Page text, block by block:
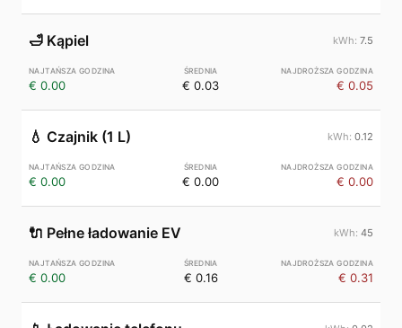
🛁 Kąpiel 7.5
€ 0.00 € 0.03 € 0.05
💧 Czajnik (1 L) 0.12
€ 0.00 € 0.00 € 0.00
🔌 Pełne ładowanie EV 45
€ 0.00 € 0.16 € 0.31